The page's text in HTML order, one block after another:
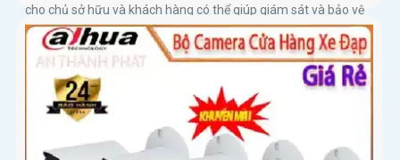
cho chủ sở hữu và khách hàng có thể giúp giám sát và bảo vệ
toàn diện tài sản của khách sạn, đồng thời đảm bảo an ninh
cho khách hàng trong quá trình lưu trú tại đây.